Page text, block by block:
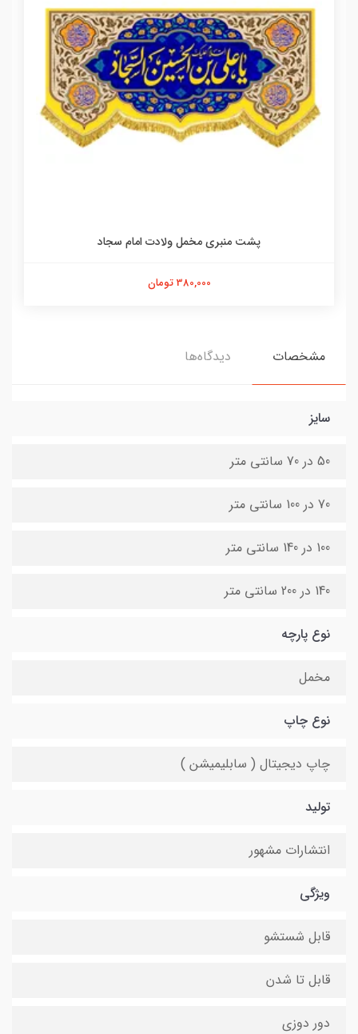
پشت منبری مخمل ولادت امام سجاد
380,000 تومان
مشخصات دیدگاه‌ها
سایز
50 در 70 سانتی متر
70 در 100 سانتی متر
100 در 140 سانتی متر
140 در 200 سانتی متر
نوع پارچه
مخمل
نوع چاپ
چاپ دیجیتال ( سابلیمیشن )
تولید
انتشارات مشهور
ویژگی
قابل شستشو
قابل تا شدن
دور دوزی